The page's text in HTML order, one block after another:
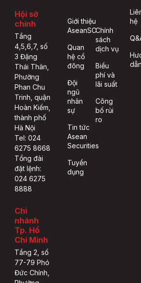
Hội sở
chính
Tầng
4,5,6,7, số
3 Đặng
Thái Thân,
Phường
Phan Chu
Trinh, quận
Hoàn Kiếm,
thành phố
Hà Nội
Tel: 024
6275 8668
Tổng đài
đặt lệnh:
024 6275
8888
Chi
nhánh
Tp. Hồ
Chí Minh
Tầng 2, số
77-79 Phó
Đức Chính,
Giới thiệu
AseanSC
Quan
hệ cổ
đông
Đội
ngũ
nhân
sự
Tin tức
Asean
Securities
Tuyển
dụng
Chính
sách
dịch vụ
Biểu
phí và
lãi suất
Công
bố rủi
ro
hệ
dẫn